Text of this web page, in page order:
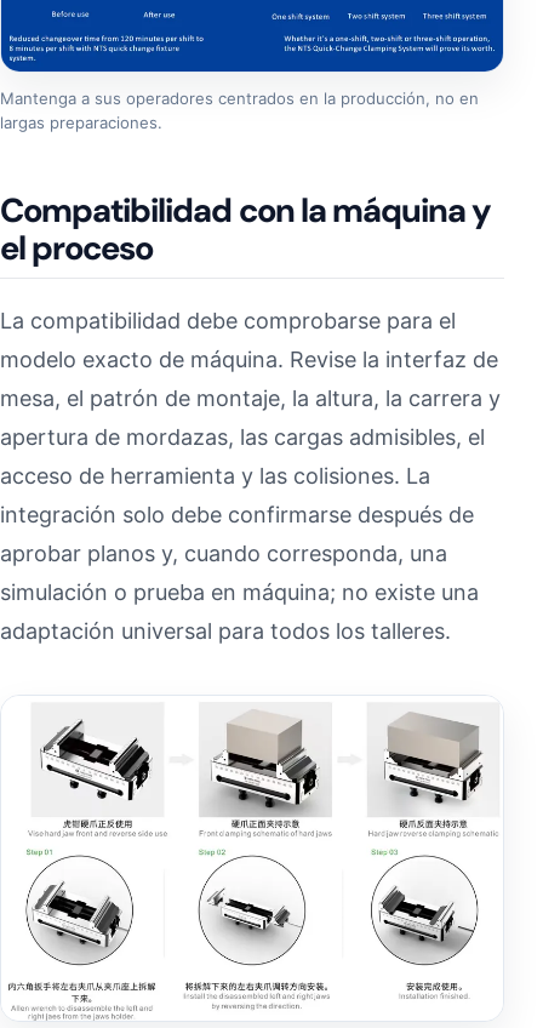
Mantenga a sus operadores centrados en la producción, no en
largas preparaciones.
Compatibilidad con la máquina y
el proceso
La compatibilidad debe comprobarse para el
modelo exacto de máquina. Revise la interfaz de
mesa, el patrón de montaje, la altura, la carrera y
apertura de mordazas, las cargas admisibles, el
acceso de herramienta y las colisiones. La
integración solo debe confirmarse después de
aprobar planos y, cuando corresponda, una
simulación o prueba en máquina; no existe una
adaptación universal para todos los talleres.